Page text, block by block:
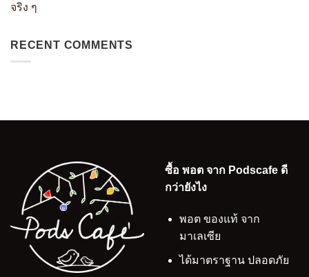
จริง ๆ
RECENT COMMENTS
ซื้อ พอต จาก Podscafe ดี
กว่ายังไง
พอต ของแท้ จาก
มาเลเซีย
ได้มาตราฐาน ปลอดภัย